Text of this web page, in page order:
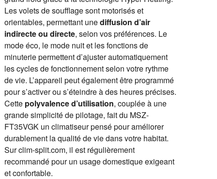
Les volets de soufflage sont motorisés et
orientables, permettant unediffusion d’air
indirecte ou directe, selon vos préférences. Le
mode éco, le mode nuit et les fonctions de
minuterie permettent d’ajuster automatiquement
les cycles de fonctionnement selon votre rythme
de vie. L’appareil peut également être programmé
pour s’activer ou s’éteindre à des heures précises.
Cette polyvalence d’utilisation, couplée à une
grande simplicité de pilotage, fait du MSZ-
FT35VGK un climatiseur pensé pour améliorer
durablement la qualité de vie dans votre habitat.
Sur clim-split.com, il est régulièrement
recommandé pour un usage domestique exigeant
et confortable.